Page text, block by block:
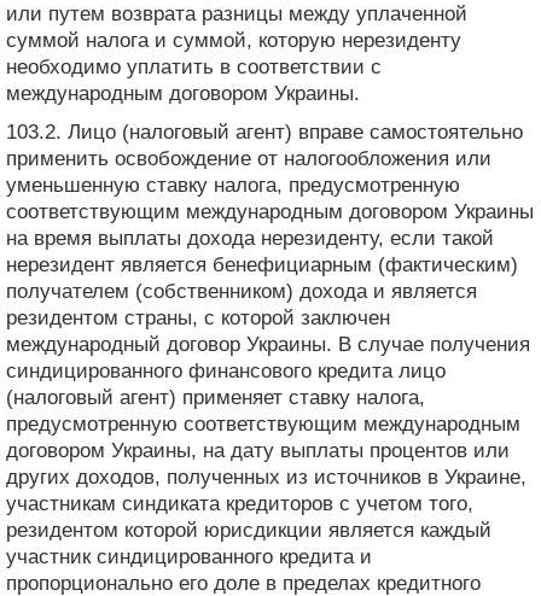
или путем возврата разницы между уплаченной
суммой налога и суммой, которую нерезиденту
необходимо уплатить в соответствии с
международным договором Украины.
103.2. Лицо (налоговый агент) вправе самостоятельно
применить освобождение от налогообложения или
уменьшенную ставку налога, предусмотренную
соответствующим международным договором Украины
на время выплаты дохода нерезиденту, если такой
нерезидент является бенефициарным (фактическим)
получателем (собственником) дохода и является
резидентом страны, с которой заключен
международный договор Украины. В случае получения
синдицированного финансового кредита лицо
(налоговый агент) применяет ставку налога,
предусмотренную соответствующим международным
договором Украины, на дату выплаты процентов или
других доходов, полученных из источников в Украине,
участникам синдиката кредиторов с учетом того,
резидентом которой юрисдикции является каждый
участник синдицированного кредита и
пропорционально его доле в пределах кредитного